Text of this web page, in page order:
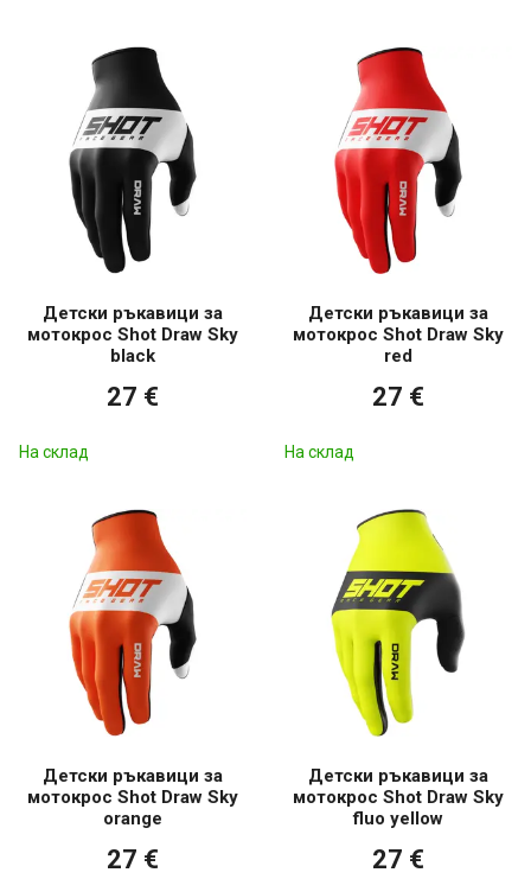
Детски ръкавици за
мотокрос Shot Draw Sky
black
27 €
На склад
Детски ръкавици за
мотокрос Shot Draw Sky
red
27 €
На склад
Детски ръкавици за
мотокрос Shot Draw Sky
orange
27 €
Детски ръкавици за
мотокрос Shot Draw Sky
fluo yellow
27 €